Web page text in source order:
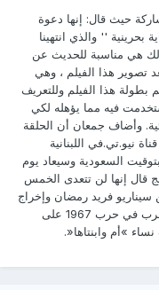
‮ ‬وقد علق الفنان جمعان الرويعي‮ ‬على هذه المشاركة حيث قال‮: ‬إنها دعوة
صريحة لكي‮ ‬نتحدث عن مشاركتنا في‮ ‬فيلم‮ ''‬حكاية بحرينية‮ '' ‬والذي‮ ‬انتهينا
منتصف هذا الأسبوع من تصوير آخر مشاهده كذلك هي‮ ‬مناسبة للحديث عن
بطولة هذا الفيلم وللتعريف
‬يمثل السينما البحرينية في‮ ‬المهرجانات السينمائية‮. ‬وأضاف جمعان أن الحلقة
ستصور‮ ‬يوم الثلاثاء ويكون بثها‮ ‬يوم السبت على قناة نيو.تي‮.‬في‮ ‬اللبنانية
الساعة الـ‮ ‬30‭,‬8‮ ‬مساء بتوقيت بيروت الـ‮ ‬30‭,‬9‮ ‬بتوقيت السعودية وسيعاد‮ ‬يوم
‬وعن استضافتهم في‮ ‬البرامج قال إنها لن تتعدى الخمس
‬يذكر أن فيلم‮ ''‬حكاية بحرينية‮'' ‬من سيناريو فريد رمضان وإخراج
بسام الذوادي‮. ‬ويتحدث عن انعكاسات هزيمة العرب في‮ ‬حرب‮ ‬1967‮ ‬على